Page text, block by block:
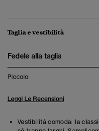
Taglia e vestibilità
Fedele alla taglia
Piccolo
Leggi Le Recensioni
Vestibilità comoda: la